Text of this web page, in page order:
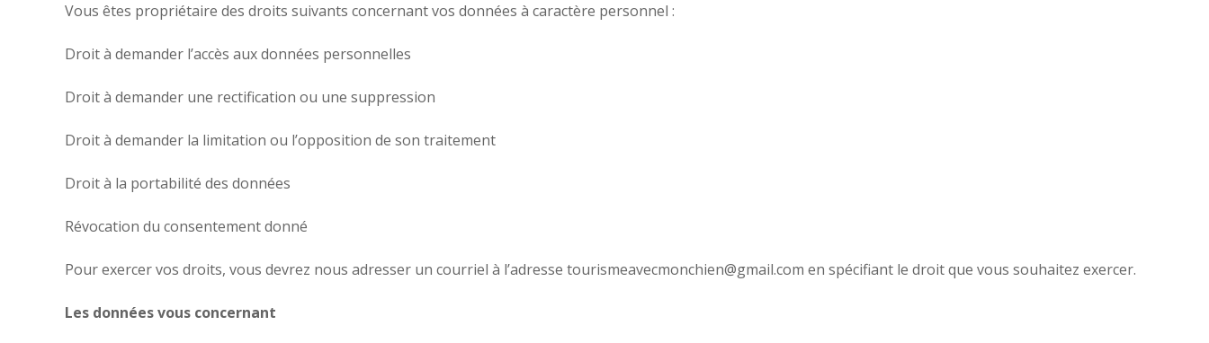
Vous êtes propriétaire des droits suivants concernant vos données à caractère personnel :
Droit à demander l’accès aux données personnelles
Droit à demander une rectification ou une suppression
Droit à demander la limitation ou l’opposition de son traitement
Droit à la portabilité des données
Révocation du consentement donné
Pour exercer vos droits, vous devrez nous adresser un courriel à l’adresse tourismeavecmonchien@gmail.com en spécifiant le droit que vous souhaitez exercer.
Les données vous concernant